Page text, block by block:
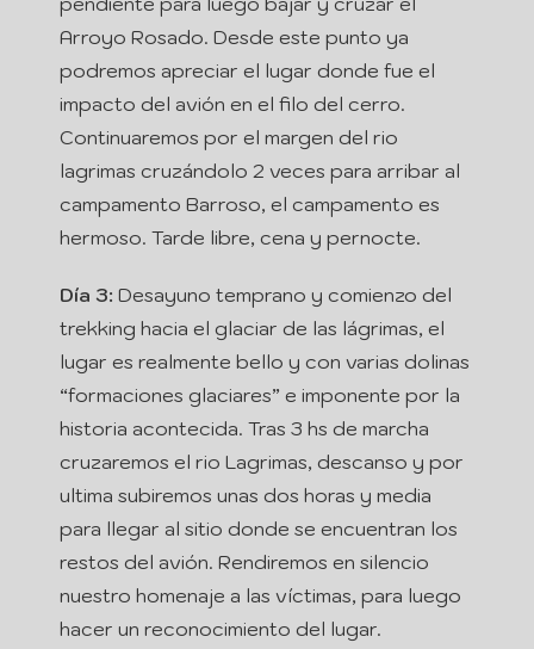
Arroyo Rosado. Desde este punto ya
podremos apreciar el lugar donde fue el
impacto del avión en el filo del cerro.
Continuaremos por el margen del rio
lagrimas cruzándolo 2 veces para arribar al
campamento Barroso, el campamento es
hermoso. Tarde libre, cena y pernocte.
Día 3: Desayuno temprano y comienzo del
trekking hacia el glaciar de las lágrimas, el
lugar es realmente bello y con varias dolinas
“formaciones glaciares” e imponente por la
historia acontecida. Tras 3 hs de marcha
cruzaremos el rio Lagrimas, descanso y por
ultima subiremos unas dos horas y media
para llegar al sitio donde se encuentran los
restos del avión. Rendiremos en silencio
nuestro homenaje a las víctimas, para luego
hacer un reconocimiento del lugar.